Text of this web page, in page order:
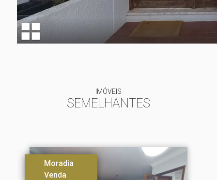
IMÓVEIS
SEMELHANTES
Moradia
Venda